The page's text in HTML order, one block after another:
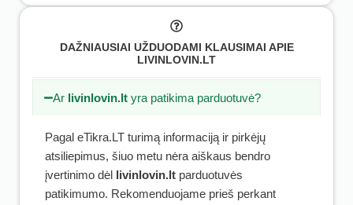
DAŽNIAUSIAI UŽDUODAMI KLAUSIMAI APIE
LIVINLOVIN.LT
Ar livinlovin.lt yra patikima parduotuvė?
Pagal eTikra.LT turimą informaciją ir pirkėjų
atsiliepimus, šiuo metu nėra aiškaus bendro
įvertinimo dėl livinlovin.lt parduotuvės
patikimumo. Rekomenduojame prieš perkant